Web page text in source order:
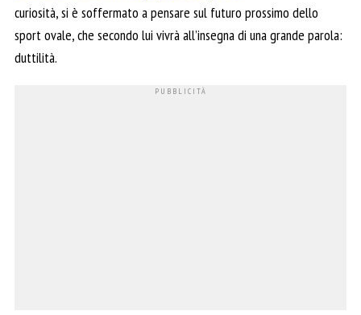
curiosità, si è soffermato a pensare sul futuro prossimo dello
sport ovale, che secondo lui vivrà all’insegna di una grande parola:
duttilità.